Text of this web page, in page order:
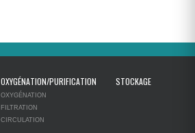
OXYGÉNATION/PURIFICATION
OXYGÉNATION
FILTRATION
CIRCULATION
STOCKAGE